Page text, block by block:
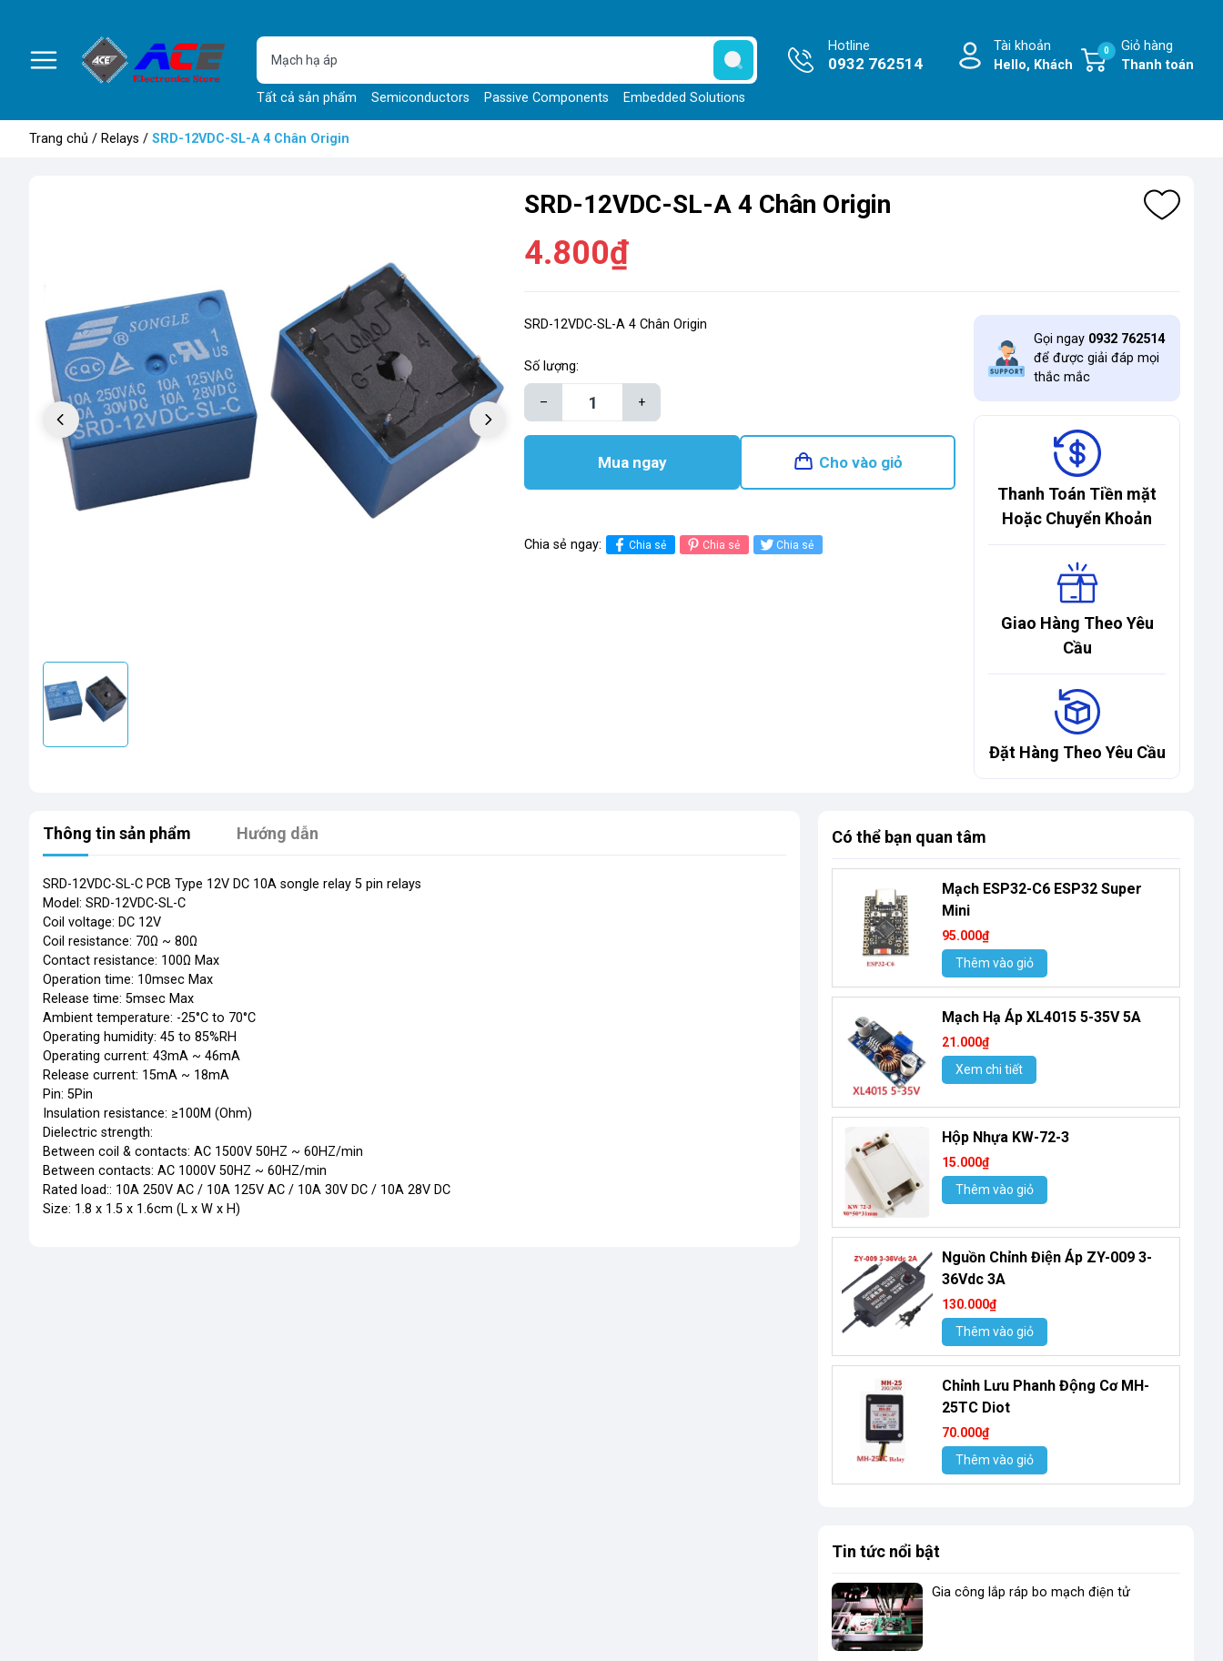
Tất cả sản phẩm Semiconductors Passive Components Embedded Solutions
Hotline
0932 762514
Tài khoản
Hello, Khách
Giỏ hàng
Thanh toán
0
Trang chủ / Relays / SRD-12VDC-SL-A 4 Chân Origin
SRD-12VDC-SL-A 4 Chân Origin
4.800₫
SRD-12VDC-SL-A 4 Chân Origin
Số lượng:
– +
Mua ngay Cho vào giỏ
Chia sẻ ngay: Chia sẻ Chia sẻ Chia sẻ
Gọi ngay 0932 762514
để được giải đáp mọi
thắc mắc
Thanh Toán Tiền mặt
Hoặc Chuyển Khoản
Giao Hàng Theo Yêu
Cầu
Đặt Hàng Theo Yêu Cầu
Thông tin sản phẩm Hướng dẫn
SRD-12VDC-SL-C PCB Type 12V DC 10A songle relay 5 pin relays
Model: SRD-12VDC-SL-C
Coil voltage: DC 12V
Coil resistance: 70Ω ~ 80Ω
Contact resistance: 100Ω Max
Operation time: 10msec Max
Release time: 5msec Max
Ambient temperature: -25°C to 70°C
Operating humidity: 45 to 85%RH
Operating current: 43mA ~ 46mA
Release current: 15mA ~ 18mA
Pin: 5Pin
Insulation resistance: ≥100M (Ohm)
Dielectric strength:
Between coil & contacts: AC 1500V 50HZ ~ 60HZ/min
Between contacts: AC 1000V 50HZ ~ 60HZ/min
Rated load:: 10A 250V AC / 10A 125V AC / 10A 30V DC / 10A 28V DC
Size: 1.8 x 1.5 x 1.6cm (L x W x H)
Có thể bạn quan tâm
Mạch ESP32-C6 ESP32 Super
Mini
95.000₫
Thêm vào giỏ
Mạch Hạ Áp XL4015 5-35V 5A
21.000₫
Xem chi tiết
Hộp Nhựa KW-72-3
15.000₫
Thêm vào giỏ
Nguồn Chỉnh Điện Áp ZY-009 3-
36Vdc 3A
130.000₫
Thêm vào giỏ
Chỉnh Lưu Phanh Động Cơ MH-
25TC Diot
70.000₫
Thêm vào giỏ
Tin tức nổi bật
Gia công lắp ráp bo mạch điện tử